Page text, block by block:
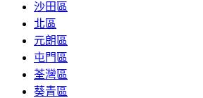
沙田區
北區
元朗區
屯門區
荃灣區
葵青區